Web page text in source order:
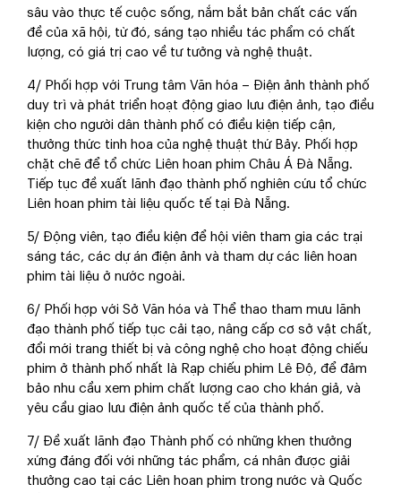
sâu vào thực tế cuộc sống, nắm bắt bản chất các vấn
đề của xã hội, từ đó, sáng tạo nhiều tác phẩm có chất
lượng, có giá trị cao về tư tưởng và nghệ thuật.
4/ Phối hợp với Trung tâm Văn hóa – Điện ảnh thành phố
duy trì và phát triển hoạt động giao lưu điện ảnh, tạo điều
kiện cho người dân thành phố có điều kiện tiếp cận,
thưởng thức tinh hoa của nghệ thuật thứ Bảy. Phối hợp
chặt chẽ để tổ chức Liên hoan phim Châu Á Đà Nẵng.
Tiếp tục đề xuất lãnh đạo thành phố nghiên cứu tổ chức
Liên hoan phim tài liệu quốc tế tại Đà Nẵng.
5/ Động viên, tạo điều kiện để hội viên tham gia các trại
sáng tác, các dự án điện ảnh và tham dự các liên hoan
phim tài liệu ở nước ngoài.
6/ Phối hợp với Sở Văn hóa và Thể thao tham mưu lãnh
đạo thành phố tiếp tục cải tạo, nâng cấp cơ sở vật chất,
đổi mới trang thiết bị và công nghệ cho hoạt động chiếu
phim ở thành phố nhất là Rạp chiếu phim Lê Độ, để đảm
bảo nhu cầu xem phim chất lượng cao cho khán giả, và
yêu cầu giao lưu điện ảnh quốc tế của thành phố.
7/ Đề xuất lãnh đạo Thành phố có những khen thưởng
xứng đáng đối với những tác phẩm, cá nhân được giải
thưởng cao tại các Liên hoan phim trong nước và Quốc